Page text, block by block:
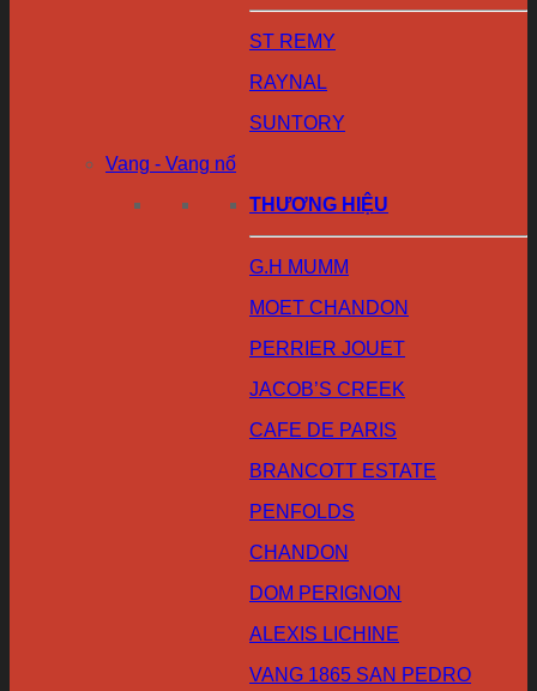
ST REMY
RAYNAL
SUNTORY
Vang - Vang nổ
THƯƠNG HIỆU
G.H MUMM
MOET CHANDON
PERRIER JOUET
JACOB’S CREEK
CAFE DE PARIS
BRANCOTT ESTATE
PENFOLDS
CHANDON
DOM PERIGNON
ALEXIS LICHINE
VANG 1865 SAN PEDRO